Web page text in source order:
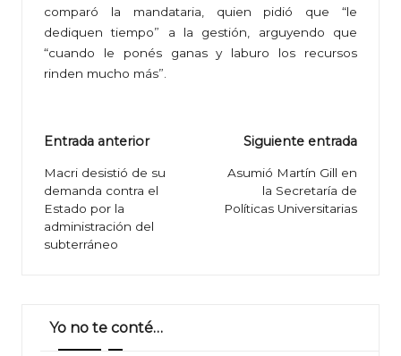
comparó la mandataria, quien pidió que “le
dediquen tiempo” a la gestión, arguyendo que
“cuando le ponés ganas y laburo los recursos
rinden mucho más”.
Navegación
de
entradas
Entrada anterior
Macri desistió de su
demanda contra el
Estado por la
administración del
subterráneo
Siguiente entrada
Asumió Martín Gill en
la Secretaría de
Políticas Universitarias
Yo no te conté…